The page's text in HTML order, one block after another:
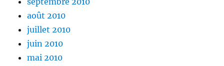
août 2010
juillet 2010
juin 2010
mai 2010